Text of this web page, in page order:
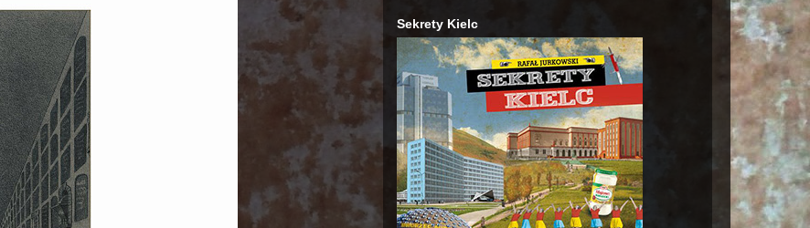
Sekrety Kielc